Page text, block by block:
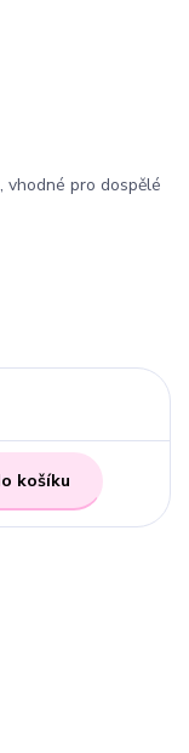
vhodné pro dospělé
košíku